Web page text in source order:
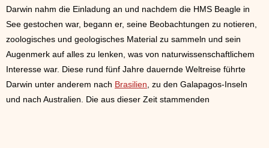
Darwin nahm die Einladung an und nachdem die HMS Beagle in
See gestochen war, begann er, seine Beobachtungen zu notieren,
zoologisches und geologisches Material zu sammeln und sein
Augenmerk auf alles zu lenken, was von naturwissenschaftlichem
Interesse war. Diese rund fünf Jahre dauernde Weltreise führte
Darwin unter anderem nach Brasilien, zu den Galapagos-Inseln
und nach Australien. Die aus dieser Zeit stammenden